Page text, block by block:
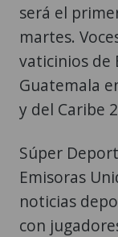
será el
martes.
vaticinios de
Guatemala
y del Caribe
Súper
Emisoras
noticias
con